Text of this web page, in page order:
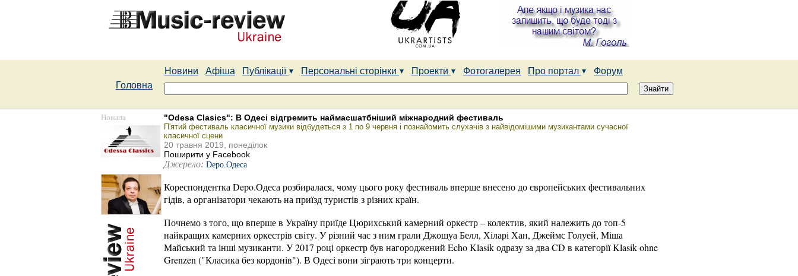
Новини Афіша Публікації Персональні сторінки Проекти Фотогалерея Про портал
Форум
Головна
Новина "Оdesa Сlasics": В Одесі відгремить наймасшатбніший міжнародний фестиваль
П'ятий фестиваль класичної музики відбудеться з 1 по 9 червня і познайомить слухачів з найвідомішими музикантами сучасної
класичної сцени
20 травня 2019, понеділок
Поширити у Facebook
Джерело: Depo.Одеса
Кореспондентка Depo.Одеса розбиралася, чому цього року фестиваль вперше внесено до європейських фестивальних
гідів, а організатори чекають на приїзд туристів з різних країн.
Почнемо з того, що вперше в Україну приїде Цюрихський камерний оркестр – колектив, який належить до топ-5
найкращих камерних оркестрів світу. У різний час з ним грали Джошуа Белл, Хіларі Хан, Джеймс Голуей, Міша
Майський та інші музиканти. У 2017 році оркестр був нагороджений Echo Klasik одразу за два CD в категорії Klasik ohne
Grenzen ("Класика без кордонів"). В Одесі вони зіграють три концерти.